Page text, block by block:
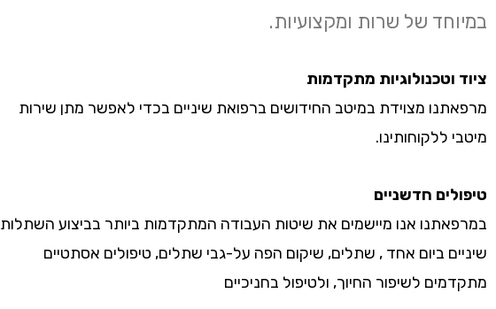
במיוחד של שרות ומקצועיות.
ציוד וטכנולוגיות מתקדמות
מרפאתנו מצוידת במיטב החידושים ברפואת שיניים בכדי לאפשר מתן שירות
מיטבי ללקוחותינו.
טיפולים חדשניים
במרפאתנו אנו מיישמים את שיטות העבודה המתקדמות ביותר בביצוע השתלות
שיניים ביום אחד , שתלים, שיקום הפה על-גבי שתלים, טיפולים אסתטיים
מתקדמים לשיפור החיוך, ולטיפול בחניכיים